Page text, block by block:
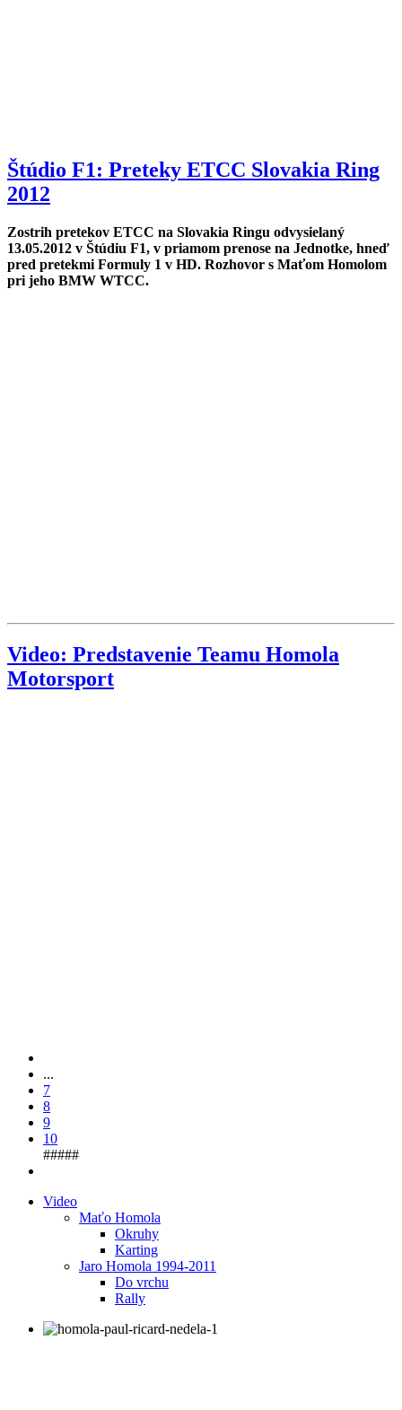
Štúdio F1: Preteky ETCC Slovakia Ring
2012
Zostrih pretekov ETCC na Slovakia Ringu odvysielaný
13.05.2012 v Štúdiu F1, v priamom prenose na Jednotke, hneď
pred pretekmi Formuly 1 v HD. Rozhovor s Maťom Homolom
pri jeho BMW WTCC.
Video: Predstavenie Teamu Homola
Motorsport
...
7
8
9
10
#####
Video
Maťo Homola
Okruhy
Karting
Jaro Homola 1994-2011
Do vrchu
Rally